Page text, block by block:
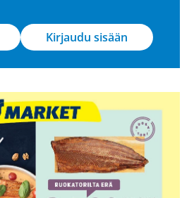
Kirjaudu sisään